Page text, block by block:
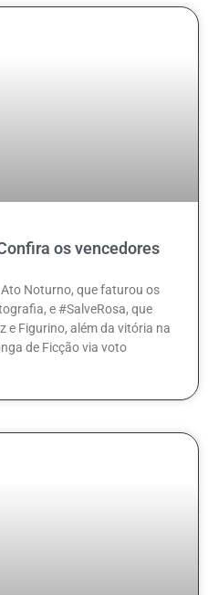
os vencedores
Noturno, que faturou os
e #SalveRosa, que
e Figurino, além da vitória na
de Ficção via voto